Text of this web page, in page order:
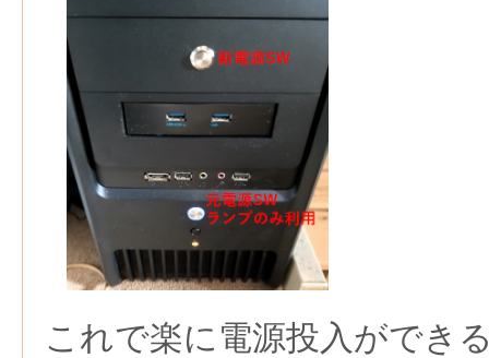
これで楽に電源投入ができ